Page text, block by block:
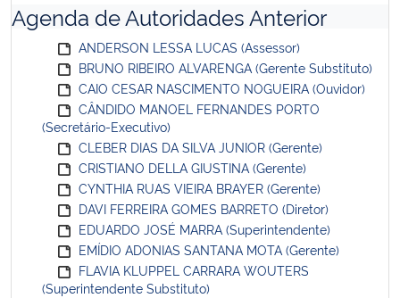
Agenda de Autoridades Anterior
ANDERSON LESSA LUCAS (Assessor)
BRUNO RIBEIRO ALVARENGA (Gerente Substituto)
CAIO CESAR NASCIMENTO NOGUEIRA (Ouvidor)
CÂNDIDO MANOEL FERNANDES PORTO
(Secretário-Executivo)
CLEBER DIAS DA SILVA JUNIOR (Gerente)
CRISTIANO DELLA GIUSTINA (Gerente)
CYNTHIA RUAS VIEIRA BRAYER (Gerente)
DAVI FERREIRA GOMES BARRETO (Diretor)
EDUARDO JOSÉ MARRA (Superintendente)
EMÍDIO ADONIAS SANTANA MOTA (Gerente)
FLAVIA KLUPPEL CARRARA WOUTERS
(Superintendente Substituto)